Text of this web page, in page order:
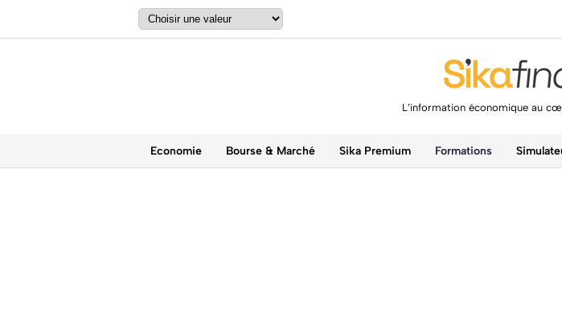
L’information économique au
Economie Bourse & Marché Sika Premium Formations